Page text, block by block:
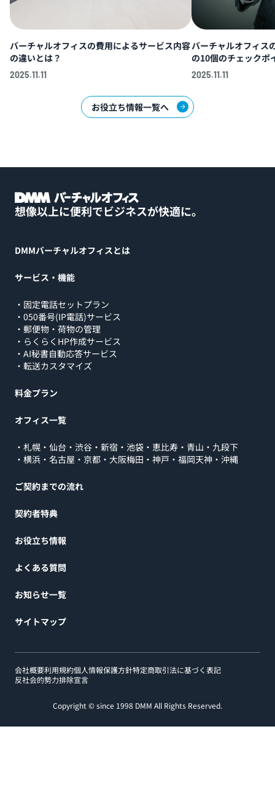
バーチャルオフィスの費用によるサービス内容
の違いとは？
2025.11.11
バーチャルオフィス
の10個のチェックポ
2025.11.11
お役立ち情報一覧へ
想像以上に便利でビジネスが快適に。
DMMバーチャルオフィスとは
サービス・機能
・ 固定電話セットプラン
・ 050番号(IP電話)サービス
・ 郵便物・荷物の管理
・ らくらくHP作成サービス
・ AI秘書自動応答サービス
・ 転送カスタマイズ
料金プラン
オフィス一覧
・ 札幌 ・ 仙台 ・ 渋谷 ・ 新宿 ・ 池袋 ・ 恵比寿 ・ 青山 ・ 九段下
・ 横浜 ・ 名古屋 ・ 京都 ・ 大阪梅田 ・ 神戸 ・ 福岡天神 ・ 沖縄
ご契約までの流れ
契約者特典
お役立ち情報
よくある質問
お知らせ一覧
サイトマップ
会社概要利用規約個人情報保護方針特定商取引法に基づく表記
反社会的勢力排除宣言
Copyright © since 1998 DMM All Rights Reserved.